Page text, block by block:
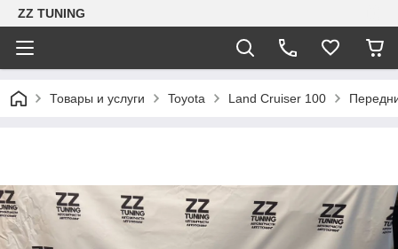
ZZ TUNING
Товары и услуги Toyota Land Cruiser 100